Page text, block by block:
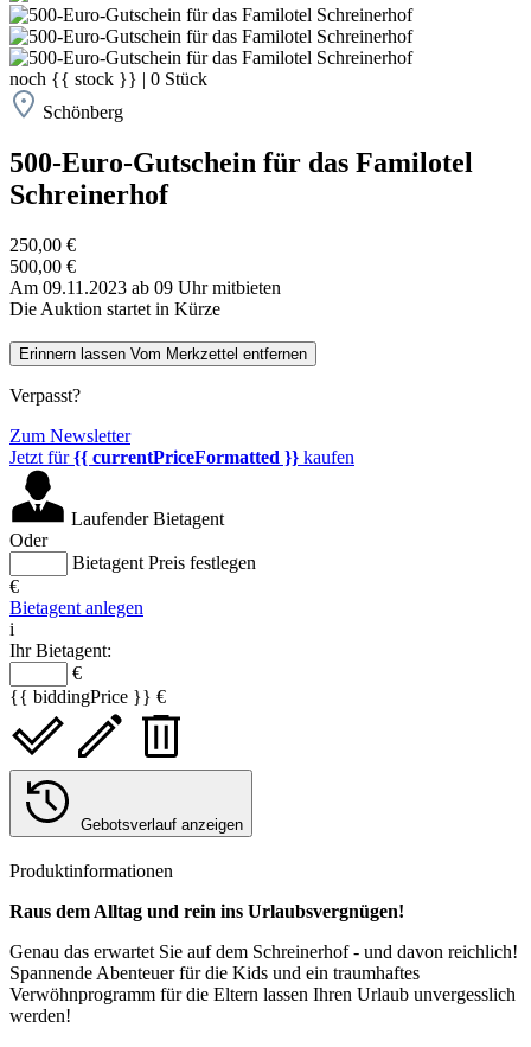
noch {{ stock }} | 0 Stück
Schönberg
500-Euro-Gutschein für das Familotel
Schreinerhof
250,00 €
500,00 €
Am 09.11.2023 ab 09 Uhr mitbieten
Die Auktion startet in Kürze
Erinnern lassen Vom Merkzettel entfernen
Verpasst?
Zum Newsletter
Jetzt für{{ currentPriceFormatted }} kaufen
Laufender Bietagent
Oder
Bietagent Preis festlegen
€
Bietagent anlegen
i
Ihr Bietagent:
€
{{ biddingPrice }} €
Gebotsverlauf anzeigen
Produktinformationen
Raus dem Alltag und rein ins Urlaubsvergnügen!
Genau das erwartet Sie auf dem Schreinerhof - und davon reichlich!
Spannende Abenteuer für die Kids und ein traumhaftes
Verwöhnprogramm für die Eltern lassen Ihren Urlaub unvergesslich
werden!